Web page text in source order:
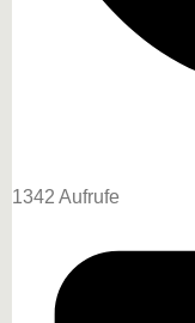
1342 Aufrufe